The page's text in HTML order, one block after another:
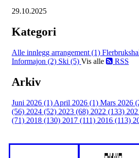
29.10.2025
Kategori
Alle innlegg arrangement (1)
Informajon (2) Ski (5) Vis alle RSS
Arkiv
Juni 2026 (1) April 2026 (1) Mars 2026
(56) 2024 (52) 2023 (68) 2022 (133)
(71) 2018 (130) 2017 (111) 2016 (113)